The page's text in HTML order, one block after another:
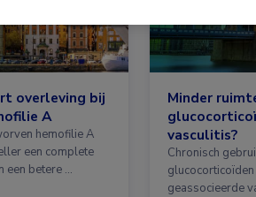
overleving bij
A
hemofilie A
een complete
een betere …
Minder
vasculitis?
Chronisch
geassocieerde